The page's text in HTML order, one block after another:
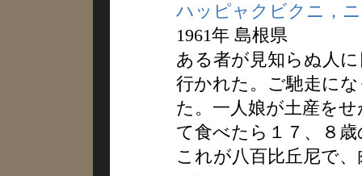
ハッピャクビクニ，
1961年 島根県
ある者が見知らぬ人
行かれた。ご馳走に
た。一人娘が土産を
て食べたら１７、８
これが八百比丘尼で